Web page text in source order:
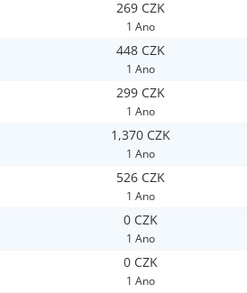
269 CZK
1 Ano
448 CZK
1 Ano
299 CZK
1 Ano
1,370 CZK
1 Ano
526 CZK
1 Ano
0 CZK
1 Ano
0 CZK
1 Ano